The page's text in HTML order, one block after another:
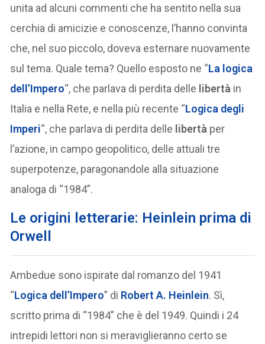
unita ad alcuni commenti che ha sentito nella sua
cerchia di amicizie e conoscenze, l’hanno convinta
che, nel suo piccolo, doveva esternare nuovamente
sul tema. Quale tema? Quello esposto ne “La logica
dell’Impero“, che parlava di perdita delle libertà in
Italia e nella Rete, e nella più recente “Logica degli
Imperi“, che parlava di perdita delle libertà per
l’azione, in campo geopolitico, delle attuali tre
superpotenze, paragonandole alla situazione
analoga di “1984”.
Le origini letterarie: Heinlein prima di
Orwell
Ambedue sono ispirate dal romanzo del 1941
“Logica dell’Impero” di Robert A. Heinlein. Sì,
scritto prima di “1984” che è del 1949. Quindi i 24
intrepidi lettori non si meraviglieranno certo se